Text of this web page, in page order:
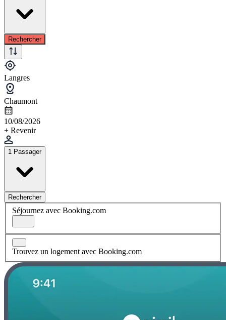
Rechercher
Langres
Chaumont
10/08/2026
+ Revenir
1 Passager
Rechercher
Séjournez avec Booking.com
Trouvez un logement avec Booking.com